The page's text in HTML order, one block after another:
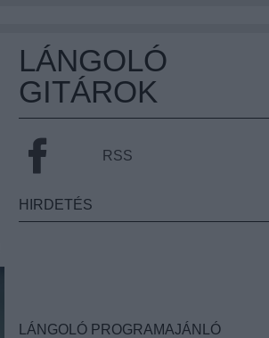
LÁNGOLÓ
GITÁROK
RSS
HIRDETÉS
LÁNGOLÓ PROGRAMAJÁNLÓ